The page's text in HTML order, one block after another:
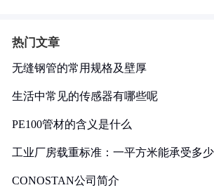
热门文章
无缝钢管的常用规格及壁厚
生活中常见的传感器有哪些呢
PE100管材的含义是什么
工业厂房载重标准：一平方米能承受多
CONOSTAN公司简介